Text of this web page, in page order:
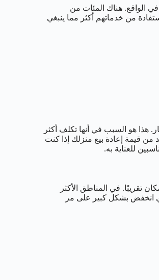
الواقع. هناك المئات من
من خدماتهم أكثر مما ينبغي
هذا هو السبب في أنها تكلف أكثر
من قيمة إعادة بيع منزلك إذا كنت
للعناية به.
تقريبًا. في المناطق الأكثر
انخفض بشكل كبير على مر